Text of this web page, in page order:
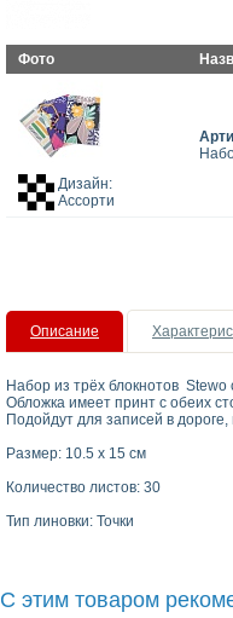
Фото
Дизайн:
Ассорти
Описание
Набор из трёх блокнотов
Обложка имеет принт с обеих
Подойдут для записей в
Размер: 10.5 х 15 см
Количество листов: 30
Тип линовки: Точки
С этим товаром